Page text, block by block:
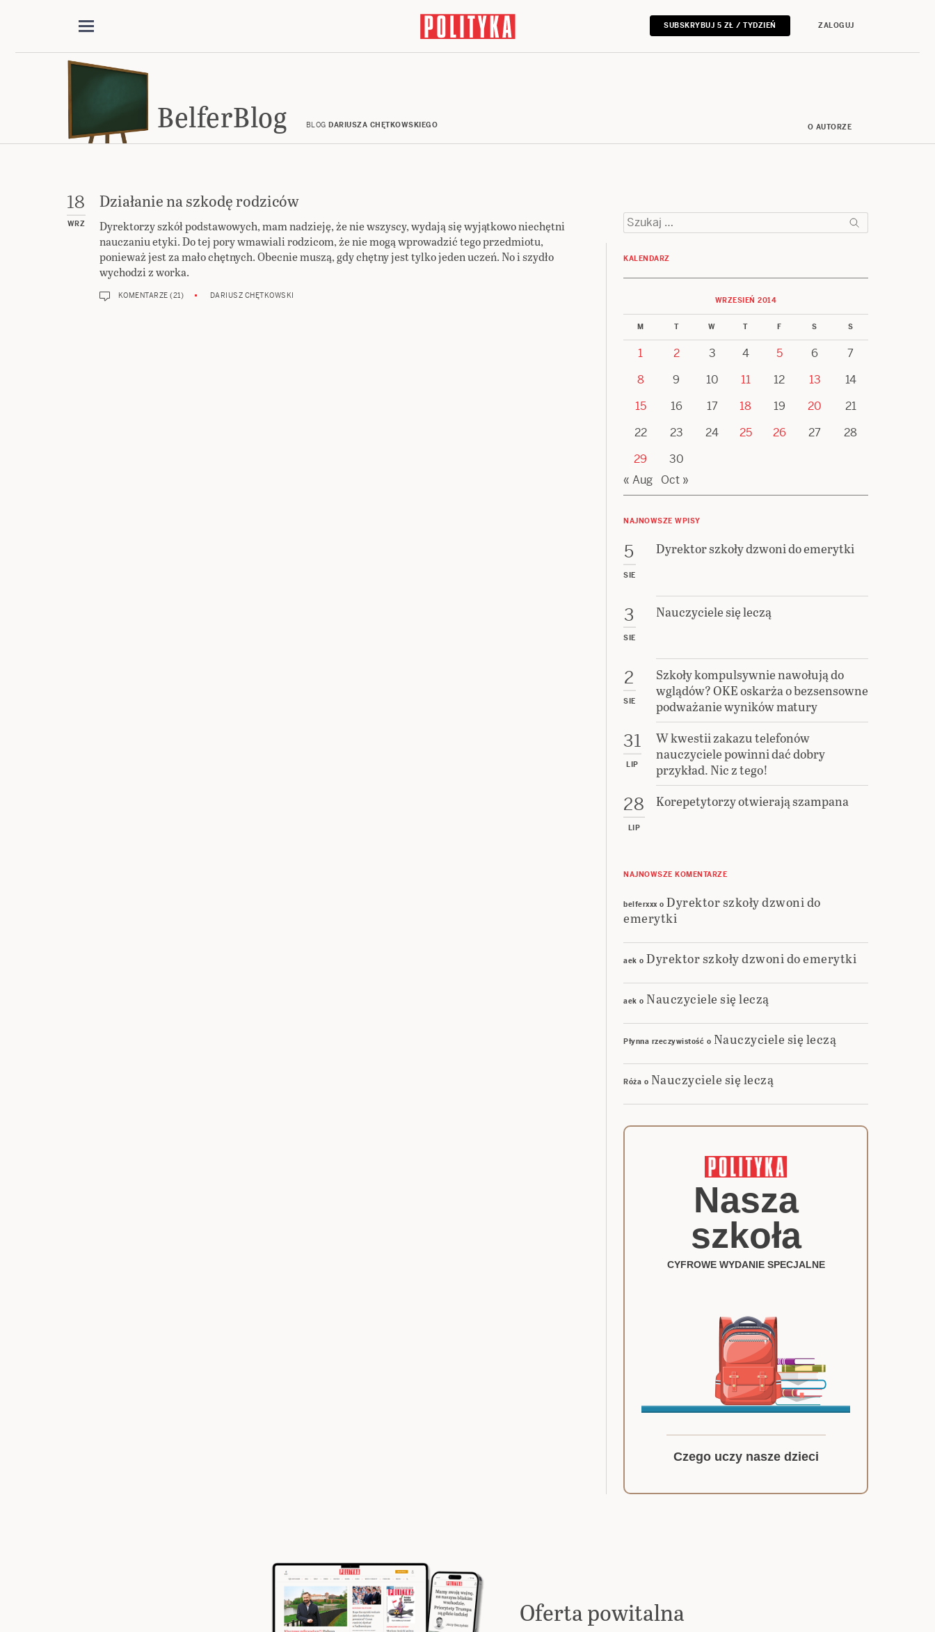
SUBSKRYBUJ 5 ZŁ / TYDZIEŃ ZALOGUJ
BelferBlog BLOG DARIUSZA CHĘTKOWSKIEGO O AUTORZE
18
WRZ
Działanie na szkodę rodziców
Dyrektorzy szkół podstawowych, mam nadzieję, że nie wszyscy, wydają się wyjątkowo niechętni
nauczaniu etyki. Do tej pory wmawiali rodzicom, że nie mogą wprowadzić tego przedmiotu,
ponieważ jest za mało chętnych. Obecnie muszą, gdy chętny jest tylko jeden uczeń. No i szydło
wychodzi z worka.
KOMENTARZE (21) DARIUSZ CHĘTKOWSKI
Szukaj:
KALENDARZ
WRZESIEŃ 2014
M T W T F S S
1 2 3 4 5 6
7
8
9 10 11 12 13
14
15
16 17 18 19 20
21
22
23 24 25 26 27
28
29
30
« Aug
Oct »
NAJNOWSZE WPISY
5
SIE
Dyrektor szkoły dzwoni do emerytki
3
SIE
Nauczyciele się leczą
2
SIE
Szkoły kompulsywnie nawołują do
wglądów? OKE oskarża o bezsensowne
podważanie wyników matury
31
LIP
W kwestii zakazu telefonów
nauczyciele powinni dać dobry
przykład. Nic z tego!
28
LIP
Korepetytorzy otwierają szampana
NAJNOWSZE KOMENTARZE
belferxxxo Dyrektor szkoły dzwoni do
emerytki
aek o Dyrektor szkoły dzwoni do emerytki
aek o Nauczyciele się leczą
Płynna rzeczywistość o Nauczyciele się leczą
Róża o Nauczyciele się leczą
Nasza
szkoła
CYFROWE WYDANIE SPECJALNE
Czego uczy nasze dzieci
Oferta powitalna